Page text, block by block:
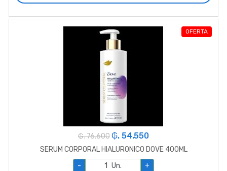
OFERTA
₲. 76.600 ₲. 54.550
SERUM CORPORAL HIALURONICO DOVE 400ML
-
Un. +